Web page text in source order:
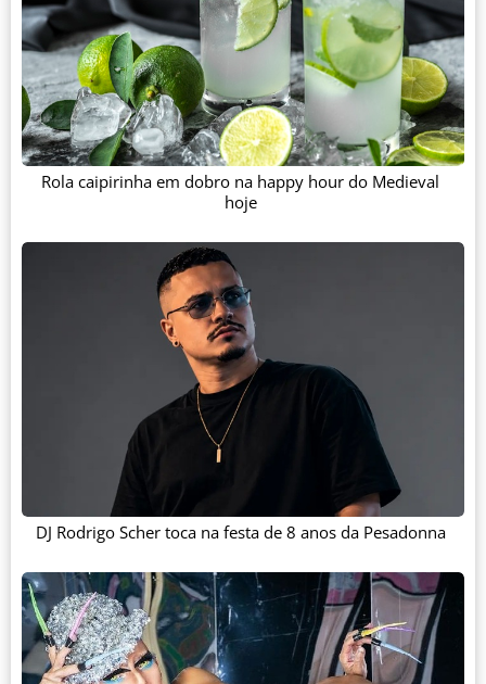
Rola caipirinha em dobro na happy hour do Medieval
hoje
DJ Rodrigo Scher toca na festa de 8 anos da Pesadonna